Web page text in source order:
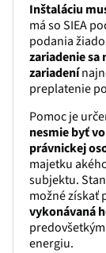
Inštaláciu
má so SIEA
podania
zariadenie sa
zariadení
preplatenie
Pomoc je
nesmie byť
právnickej
majetku
subjektu.
možné získať
vykonávaná
energiu.